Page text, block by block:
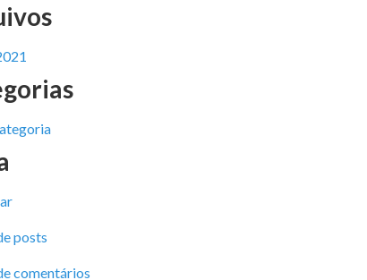
posts
comentários